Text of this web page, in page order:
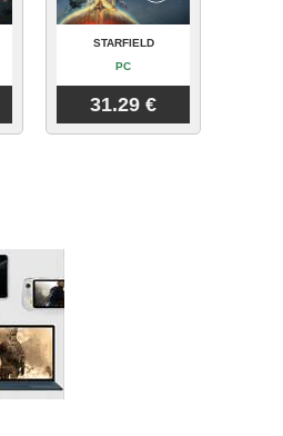
STARFIELD
PC
31.29 €